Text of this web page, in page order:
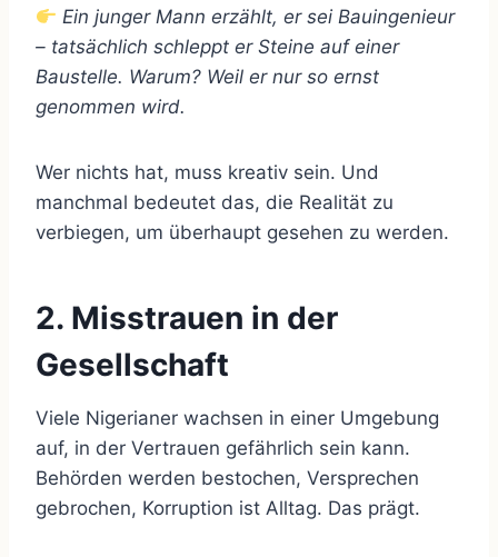
Ein junger Mann erzählt, er sei Bauingenieur
– tatsächlich schleppt er Steine auf einer
Baustelle. Warum? Weil er nur so ernst
genommen wird.
Wer nichts hat, muss kreativ sein. Und
manchmal bedeutet das, die Realität zu
verbiegen, um überhaupt gesehen zu werden.
2. Misstrauen in der
Gesellschaft
Viele Nigerianer wachsen in einer Umgebung
auf, in der Vertrauen gefährlich sein kann.
Behörden werden bestochen, Versprechen
gebrochen, Korruption ist Alltag. Das prägt.